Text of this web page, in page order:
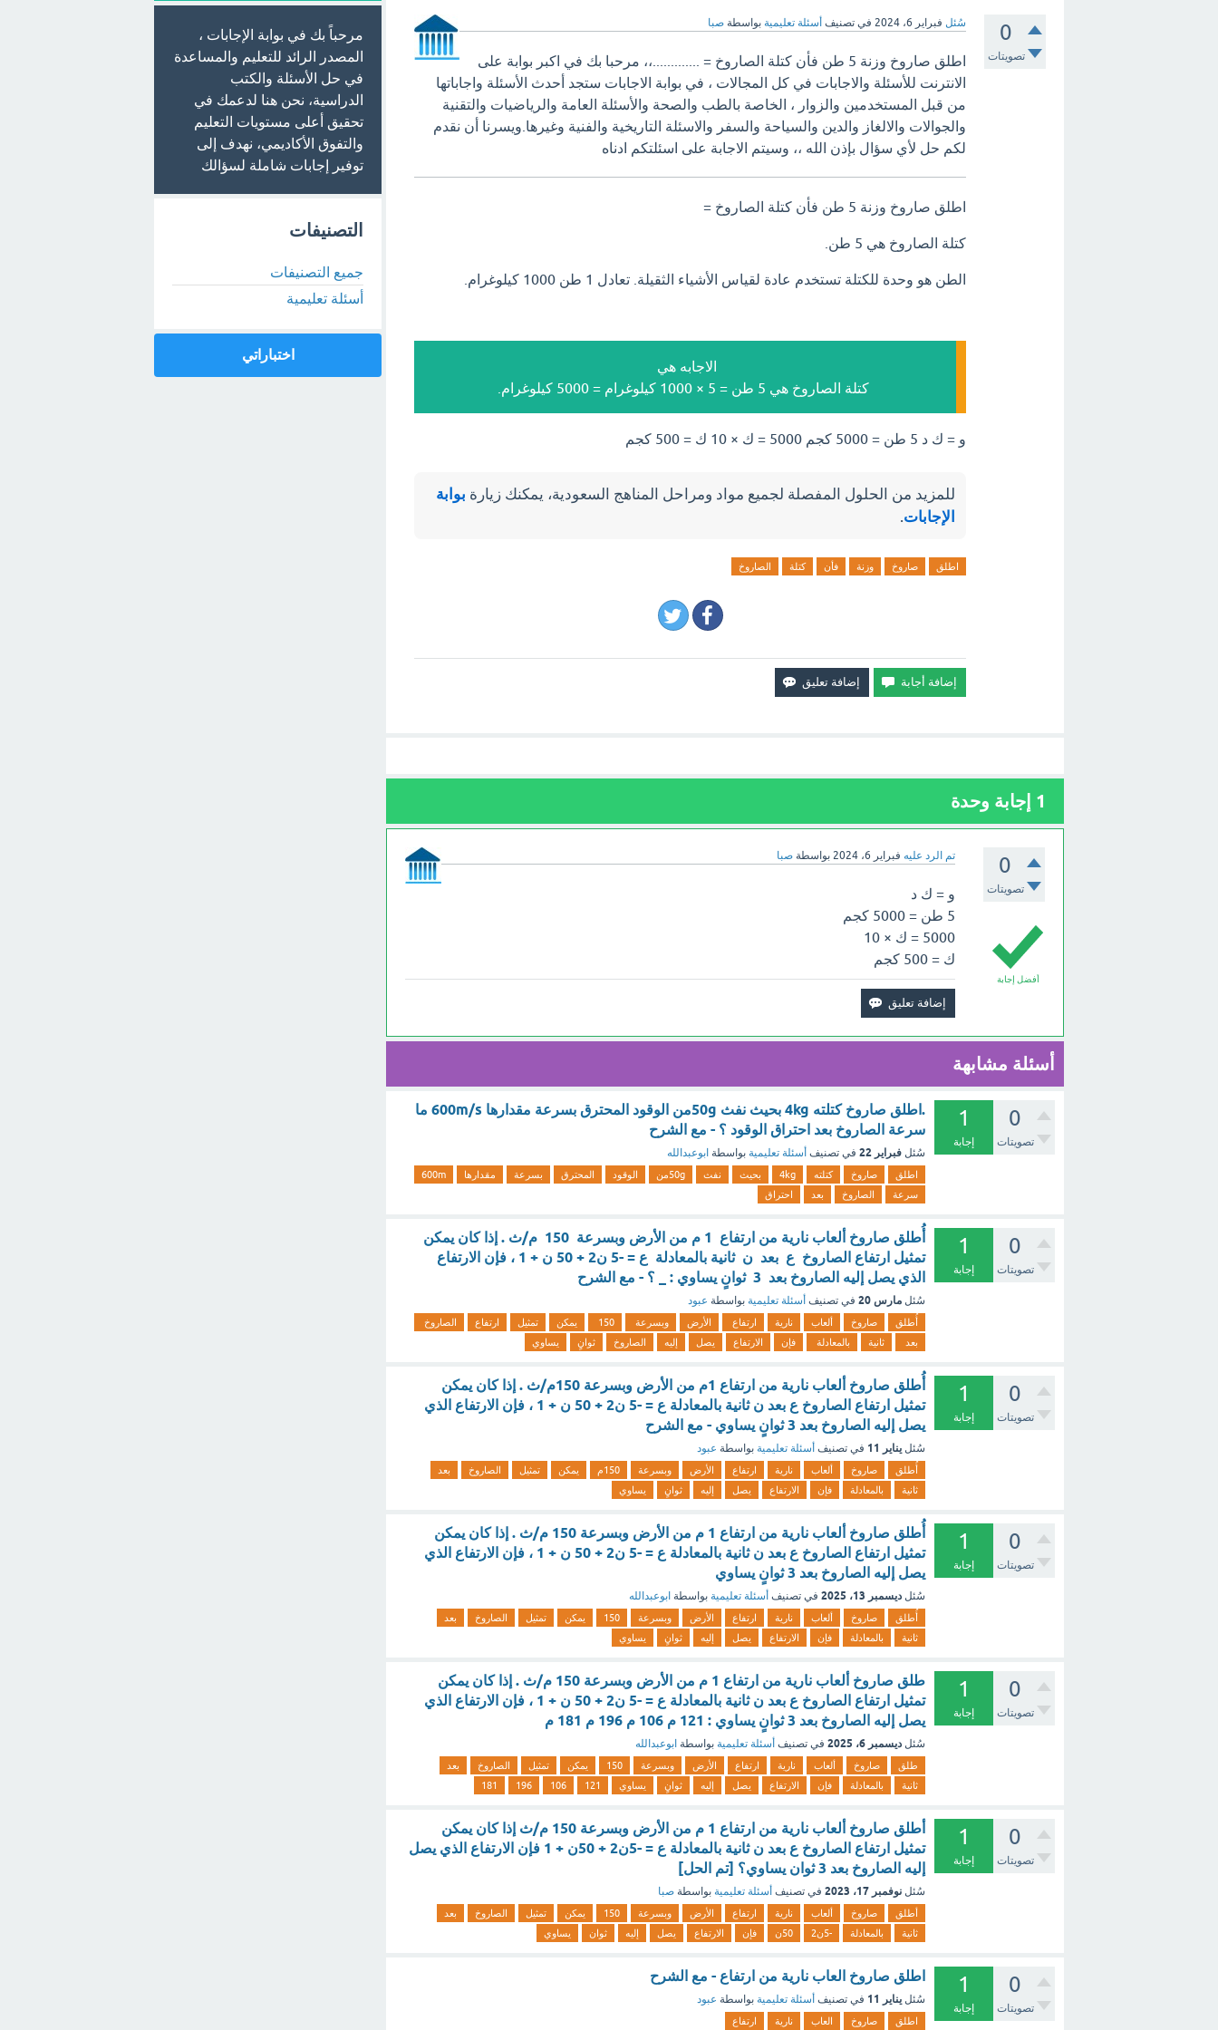
0
تصويتات
سُئل فبراير 6، 2024 في تصنيف أسئلة تعليمية بواسطة صبا
اطلق صاروخ وزنة 5 طن فأن كتلة الصاروخ = .............،، مرحبا بك في اكبر بوابة على
الانترنت للأسئلة والاجابات في كل المجالات ، في بوابة الاجابات ستجد أحدث الأسئلة واجاباتها
من قبل المستخدمين والزوار ، الخاصة بالطب والصحة والأسئلة العامة والرياضيات والتقنية
والجوالات والالغاز والدين والسياحة والسفر والاسئلة التاريخية والفنية وغيرها.ويسرنا أن نقدم
لكم حل لأي سؤال بإذن الله ،، وسيتم الاجابة على اسئلتكم ادناه
اطلق صاروخ وزنة 5 طن فأن كتلة الصاروخ =
كتلة الصاروخ هي 5 طن.
الطن هو وحدة للكتلة تستخدم عادة لقياس الأشياء الثقيلة. تعادل 1 طن 1000 كيلوغرام.
الاجابه هي
كتلة الصاروخ هي 5 طن = 5 × 1000 كيلوغرام = 5000 كيلوغرام.
و = ك د 5 طن = 5000 كجم 5000 = ك × 10 ك = 500 كجم
للمزيد من الحلول المفصلة لجميع مواد ومراحل المناهج السعودية، يمكنك زيارة بوابة
الإجابات.
اطلق صاروخ وزنة فأن كتلة الصاروخ
1 إجابة وحدة
0
تصويتات
تم الرد عليه فبراير 6، 2024 بواسطة صبا
أفضل إجابة
و = ك د
5 طن = 5000 كجم
5000 = ك × 10
ك = 500 كجم
أسئلة مشابهة
0
تصويتات
1
إجابة
.اطلق صاروخ كتلته 4kg بحيث نفث 50gمن الوقود المحترق بسرعة مقدارها 600m/s ما
سرعة الصاروخ بعد احتراق الوقود ؟ - مع الشرح
سُئل فبراير 22 في تصنيف أسئلة تعليمية بواسطة ابوعبدالله
اطلق صاروخ كتلته 4kg بحيث نفث 50gمن الوقود المحترق بسرعة مقدارها
600m
سرعة
الصاروخ بعد احتراق
0
تصويتات
1
إجابة
أُطلق صاروخ ألعاب نارية من ارتفاع 1 م من الأرض وبسرعة 150 م/ث . إذا كان يمكن
تمثيل ارتفاع الصاروخ ع بعد ن ثانية بالمعادلة ع = -5 ن2 + 50 ن + 1 ، فإن الارتفاع
الذي يصل إليه الصاروخ بعد 3 ثوانٍ يساوي : _ ؟ - مع الشرح
سُئل مارس 20 في تصنيف أسئلة تعليمية بواسطة عبود
أُطلق صاروخ ألعاب نارية ارتفاع الأرض وبسرعة 150 يمكن تمثيل ارتفاع
الصاروخ
بعد
ثانية بالمعادلة فإن الارتفاع يصل إليه الصاروخ ثوانٍ يساوي
0
تصويتات
1
إجابة
أُطلق صاروخ ألعاب نارية من ارتفاع 1م من الأرض وبسرعة 150م/ث . إذا كان يمكن
تمثيل ارتفاع الصاروخ ع بعد ن ثانية بالمعادلة ع = -5 ن2 + 50 ن + 1 ، فإن الارتفاع الذي
يصل إليه الصاروخ بعد 3 ثوانٍ يساوي - مع الشرح
سُئل يناير 11 في تصنيف أسئلة تعليمية بواسطة عبود
أُطلق صاروخ ألعاب نارية ارتفاع الأرض وبسرعة 150م يمكن تمثيل الصاروخ
بعد
ثانية
بالمعادلة فإن الارتفاع يصل إليه ثوانٍ يساوي
0
تصويتات
1
إجابة
أُطلق صاروخ ألعاب نارية من ارتفاع 1 م من الأرض وبسرعة 150 م/ث . إذا كان يمكن
تمثيل ارتفاع الصاروخ ع بعد ن ثانية بالمعادلة ع = -5 ن2 + 50 ن + 1 ، فإن الارتفاع الذي
يصل إليه الصاروخ بعد 3 ثوانٍ يساوي
سُئل ديسمبر 13، 2025 في تصنيف أسئلة تعليمية بواسطة ابوعبدالله
أُطلق صاروخ ألعاب نارية ارتفاع الأرض وبسرعة 150 يمكن تمثيل الصاروخ
بعد
ثانية
بالمعادلة فإن الارتفاع يصل إليه ثوانٍ يساوي
0
تصويتات
1
إجابة
طلق صاروخ ألعاب نارية من ارتفاع 1 م من الأرض وبسرعة 150 م/ث . إذا كان يمكن
تمثيل ارتفاع الصاروخ ع بعد ن ثانية بالمعادلة ع = -5 ن2 + 50 ن + 1 ، فإن الارتفاع الذي
يصل إليه الصاروخ بعد 3 ثوانٍ يساوي : 121 م 106 م 196 م 181 م
سُئل ديسمبر 6، 2025 في تصنيف أسئلة تعليمية بواسطة ابوعبدالله
طلق صاروخ ألعاب نارية ارتفاع الأرض وبسرعة 150 يمكن تمثيل الصاروخ
بعد
ثانية
بالمعادلة فإن الارتفاع يصل إليه ثوانٍ يساوي 121
106
196
181
0
تصويتات
1
إجابة
أطلق صاروخ ألعاب نارية من ارتفاع 1 م من الأرض وبسرعة 150 م/ث إذا كان يمكن
تمثيل ارتفاع الصاروخ ع بعد ن ثانية بالمعادلة ع = -5ن2 + 50ن + 1 فإن الارتفاع الذي يصل
إليه الصاروخ بعد 3 ثوان يساوي؟ [تم الحل]
سُئل نوفمبر 17، 2023 في تصنيف أسئلة تعليمية بواسطة صبا
أطلق صاروخ ألعاب نارية ارتفاع الأرض وبسرعة 150 يمكن تمثيل الصاروخ
بعد
ثانية
بالمعادلة -5ن2 50ن فإن الارتفاع يصل إليه ثوان يساوي
0
تصويتات
1
إجابة
اطلق صاروخ العاب نارية من ارتفاع - مع الشرح
سُئل يناير 11 في تصنيف أسئلة تعليمية بواسطة عبود
اطلق صاروخ العاب نارية ارتفاع
مرحباً بك في بوابة الإجابات ،
المصدر الرائد للتعليم والمساعدة
في حل الأسئلة والكتب
الدراسية، نحن هنا لدعمك في
تحقيق أعلى مستويات التعليم
والتفوق الأكاديمي، نهدف إلى
توفير إجابات شاملة لسؤالك
التصنيفات
جميع التصنيفات
أسئلة تعليمية
اختباراتي